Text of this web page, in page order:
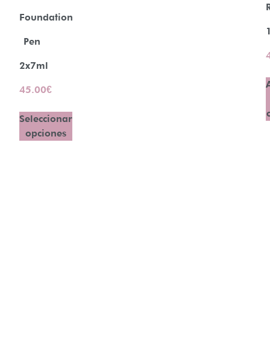
Foundation
Pen
2x7ml
45.00€
Seleccionar
opciones